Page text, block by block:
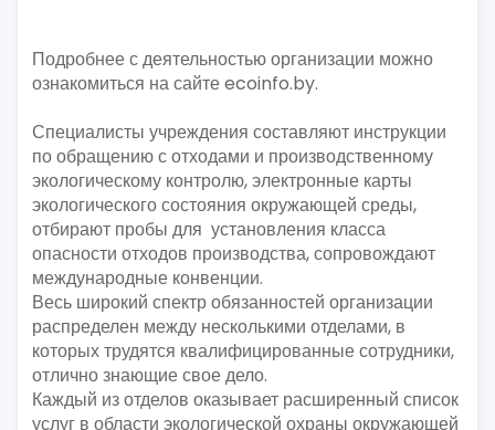
Подробнее с деятельностью организации можно
ознакомиться на сайте ecoinfo.by.
Специалисты учреждения составляют инструкции
по обращению с отходами и производственному
экологическому контролю, электронные карты
экологического состояния окружающей среды,
отбирают пробы для установления класса
опасности отходов производства, сопровождают
международные конвенции.
Весь широкий спектр обязанностей организации
распределен между несколькими отделами, в
которых трудятся квалифицированные сотрудники,
отлично знающие свое дело.
Каждый из отделов оказывает расширенный список
услуг в области экологической охраны окружающей